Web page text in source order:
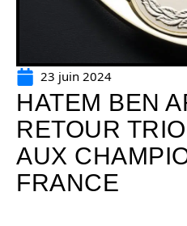
23 juin 2024
HATEM BEN
RETOUR
AUX
FRANCE